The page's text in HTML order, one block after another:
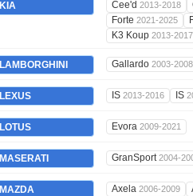
KIA Cee'd 2013-2018
Forte 2021-2025
K3 Koup 2013-2017
LAMBORGHINI Gallardo 2003-2008
LEXUS IS 2013-2016 IS
LOTUS Evora 2009-2021
MASERATI GranSport2004-
MAZDA Axela 2006-2009